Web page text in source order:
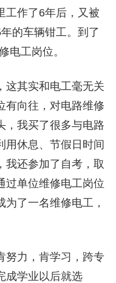
工作了6年后，又被
的车辆钳工。到了
电工岗位。
这其实和电工毫无关
有向往，对电路维修
，我买了很多与电路
用休息、节假日时间
我还参加了自考，取
过单位维修电工岗位
了一名维修电工，
努力，肯学习，跨专
成学业以后就选